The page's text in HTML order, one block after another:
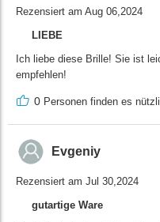
Rezensiert am Aug 06,2024
LIEBE
Ich liebe diese Brille! Sie ist
empfehlen!
0 Personen finden es
Evgeniy
Rezensiert am Jul 30,2024
gutartige Ware